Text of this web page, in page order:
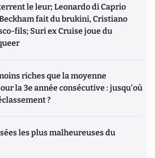
le leur; Leonardo di Caprio
fait du brukini, Cristiano
fils; Suri ex Cruise joue du
riches que la moyenne
la 3e année consécutive : jusqu'où
?
les plus malheureuses du